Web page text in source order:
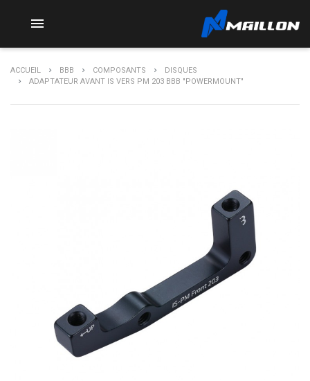

ACCUEIL BBB COMPOSANTS
DISQUES
ADAPTATEUR AVANT IS VERS PM 203 BBB "POWERMOUNT"